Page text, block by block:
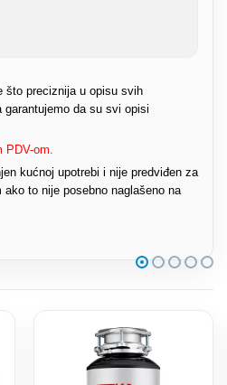
što preciznija u opisu svih
da su svi opisi
PDV-om.
kućnoj upotrebi i nije predviđen za
to nije posebno naglašeno na